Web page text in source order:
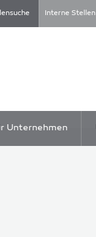
Interne Stellen
Unternehmen